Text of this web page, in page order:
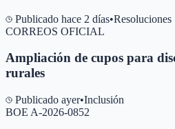
Publicado hace 2 días•Resoluciones
CORREOS OFICIAL
Ampliación de cupos para
rurales
Publicado ayer•Inclusión
BOE A-2026-0852